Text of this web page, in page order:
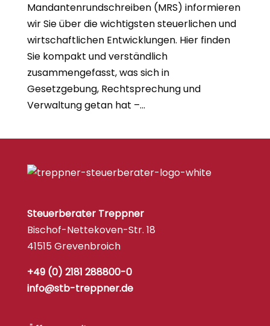
Mandantenrundschreiben (MRS) informieren
wir Sie über die wichtigsten steuerlichen und
wirtschaftlichen Entwicklungen. Hier finden
Sie kompakt und verständlich
zusammengefasst, was sich in
Gesetzgebung, Rechtsprechung und
Verwaltung getan hat –...
Steuerberater Treppner
Bischof-Nettekoven-Str. 18
41515 Grevenbroich
+49 (0) 2181 288800-0
info@stb-treppner.de